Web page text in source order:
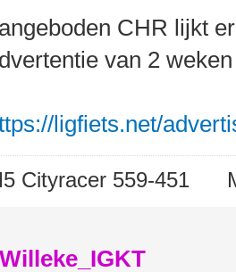
CHR lijkt
van 2
ligfiets.net/
Cityracer 559-451
Willeke_IGKT